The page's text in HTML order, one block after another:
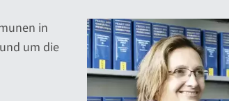
in
um die